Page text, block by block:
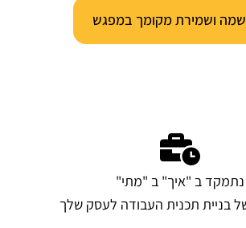
ושמירת מקומך במפגש
נתמקד ב "איך" ב "מתי"
בניית תכנית העבודה לעסק שלך